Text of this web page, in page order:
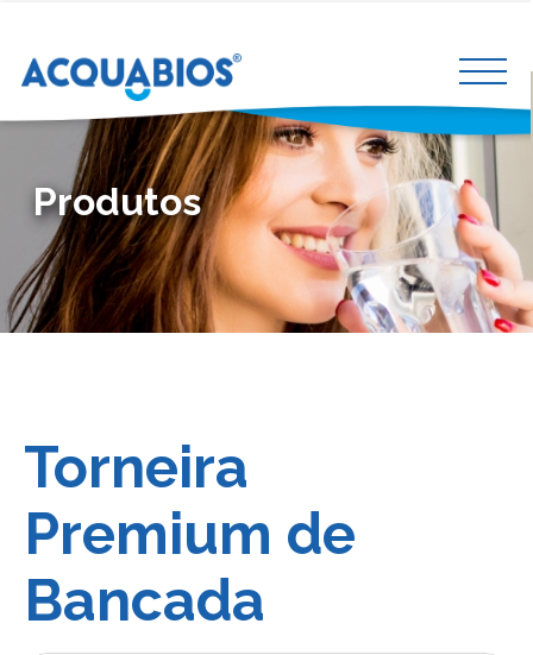
Produtos
Torneira
Premium de
Bancada